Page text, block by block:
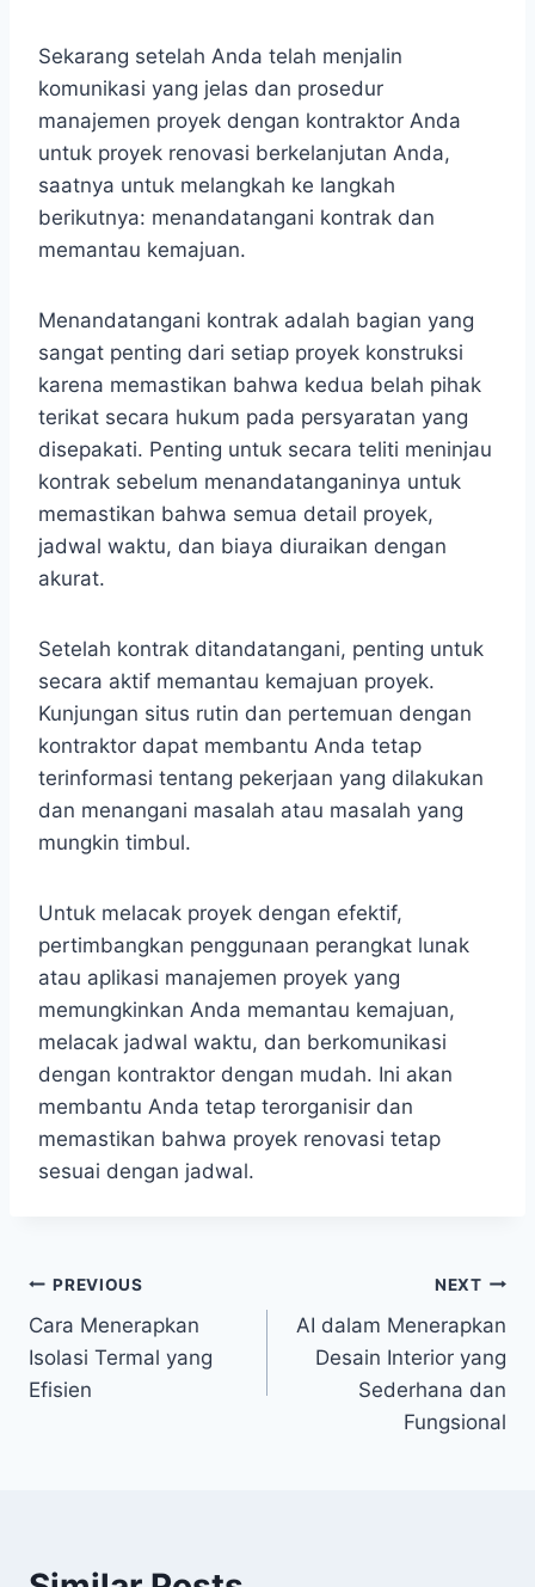
Sekarang setelah Anda telah menjalin
komunikasi yang jelas dan prosedur
manajemen proyek dengan kontraktor Anda
untuk proyek renovasi berkelanjutan Anda,
saatnya untuk melangkah ke langkah
berikutnya: menandatangani kontrak dan
memantau kemajuan.
Menandatangani kontrak adalah bagian yang
sangat penting dari setiap proyek konstruksi
karena memastikan bahwa kedua belah pihak
terikat secara hukum pada persyaratan yang
disepakati. Penting untuk secara teliti meninjau
kontrak sebelum menandatanganinya untuk
memastikan bahwa semua detail proyek,
jadwal waktu, dan biaya diuraikan dengan
akurat.
Setelah kontrak ditandatangani, penting untuk
secara aktif memantau kemajuan proyek.
Kunjungan situs rutin dan pertemuan dengan
kontraktor dapat membantu Anda tetap
terinformasi tentang pekerjaan yang dilakukan
dan menangani masalah atau masalah yang
mungkin timbul.
Untuk melacak proyek dengan efektif,
pertimbangkan penggunaan perangkat lunak
atau aplikasi manajemen proyek yang
memungkinkan Anda memantau kemajuan,
melacak jadwal waktu, dan berkomunikasi
dengan kontraktor dengan mudah. Ini akan
membantu Anda tetap terorganisir dan
memastikan bahwa proyek renovasi tetap
sesuai dengan jadwal.
Post
navigation
PREVIOUS
Cara Menerapkan
Isolasi Termal yang
Efisien
NEXT
AI dalam Menerapkan
Desain Interior yang
Sederhana dan
Fungsional